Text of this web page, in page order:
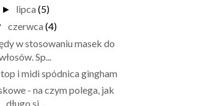
► lipca (5)
czerwca (4)
w stosowaniu masek do
Sp...
i midi spódnica gingham
- na czym polega, jak
długo si...